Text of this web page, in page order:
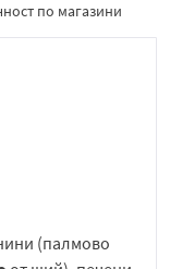
по магазини
(палмово